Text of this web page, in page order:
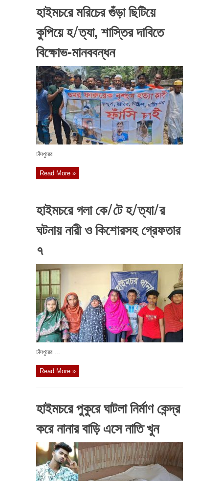
হাইমচরে মরিচের গুঁড়া ছিটিয়ে
কুপিয়ে হ/ত্যা, শাস্তির দাবিতে
বিক্ষোভ-মানববন্ধন
চাঁদপুরের ...
Read More »
হাইমচরে গলা কে/টে হ/ত্যা/র
ঘটনায় নারী ও কিশোরসহ গ্রেফতার
৭
চাঁদপুরের ...
Read More »
হাইমচরে পুকুরে ঘাটলা নির্মাণ কেন্দ্র
করে নানার বাড়ি এসে নাতি খুন